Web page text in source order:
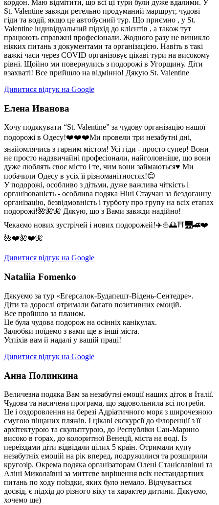
кордон. Маю відмітити, що всі ці тури були дуже вдалими. У
St. Valentine завжди ретельно продуманий маршрут, чудові
гіди та водії, якщо це автобусний тур. Що приємно , у St.
Valentine індивідуальний підхід до клієнтів , а також тут
працюють справжні професіонали. Жодного разу не виникло
ніяких питань з документами та організацією. Навіть в такі
важкі часи через COVID організовує цікаві тури на високому
рівні. Щойно ми повернулись з подорожі в Угорщину. Діти
взахваті! Все прийшло на відмінно! Дякую St. Valentine
Дивитися відгук на Google
Елена Иванова
Хочу подякувати “St. Valentine” за чудову організацію нашої
подорожі в Одесу!❤️❤️❤️Ми провели три незабутні дні,
знайомлячись з гарним містом! Усі гіди - просто супер! Вони
не просто надзвичайні професіонали, найголовніше, що вони
дуже люблять своє місто і те, чим вони займаються♥️ Ми
побачили Одесу в усіх їі різноманітностях!😊
У подорожі, особливо з дітьми, дуже важлива чіткість і
організованість - особлива подяка Ніні Стаучан за бездоганну
організацію, безвідмовність і турботу про групу на всіх етапах
подорожі!🌺🌺🌺 Дякую, що з Вами завжди надійно!
Чекаємо нових зустрічей і нових подорожей!✈️⛵️🌅⛩🌉🚄❤️
🌺❤️🌺❤️🌺
Дивитися відгук на Google
Nataliia Fomenko
Дякуємо за тур «Егерсалок-Будапешт-Відень-Сентедре».
Діти та дорослі отримали багато позитивних емоцій.
Все пройшло за планом.
Це була чудова подорож на осінніх канікулах.
Залюбки поїдемо з вами ще в інші міста.
Успіхів вам й надалі у вашій праці!
Дивитися відгук на Google
Анна Полинкина
Величезна подяка Вам за незабутні емоції наших діток в Італії.
Чудова та насичена програма, що задовольнила всі потреби.
Це і оздоровлення на березі Адріатичного моря з широчезною
смугою піщаних пляжів. І цікаві екскурсії до Флоренції з її
архітектурою та скульптурою, до Республіки Сан-Марино
високо в горах, до колоритної Венеції, міста на воді. Із
переїздами діти відвідали цілих 5 країн. Отримали купу
незабутніх емоцій на рік вперед, подружилися та розширили
кругозір. Окрема подяка організаторам Олені Станіславівні та
Аліні Миколаївні за миттєве вирішення всіх нестандартних
питань по ходу поїздки, яких було немало. Відчувається
досвід, є підхід до різного віку та характер дитини. Дякуємо,
хочемо ще)